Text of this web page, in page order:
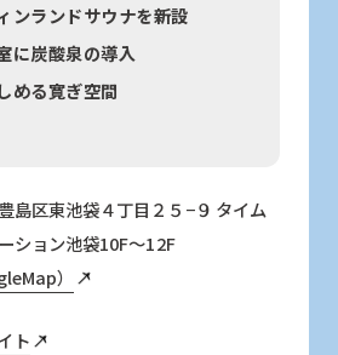
ンランドサウナを新設
に炭酸泉の導入
める寛ぎ空間
島区東池袋４丁目２５−９ タイム
ション池袋10F～12F
）
ト